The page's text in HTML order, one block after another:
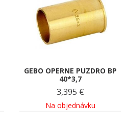
GEBO OPERNE PUZDRO BP
40*3,7
3,395 €
Na objednávku